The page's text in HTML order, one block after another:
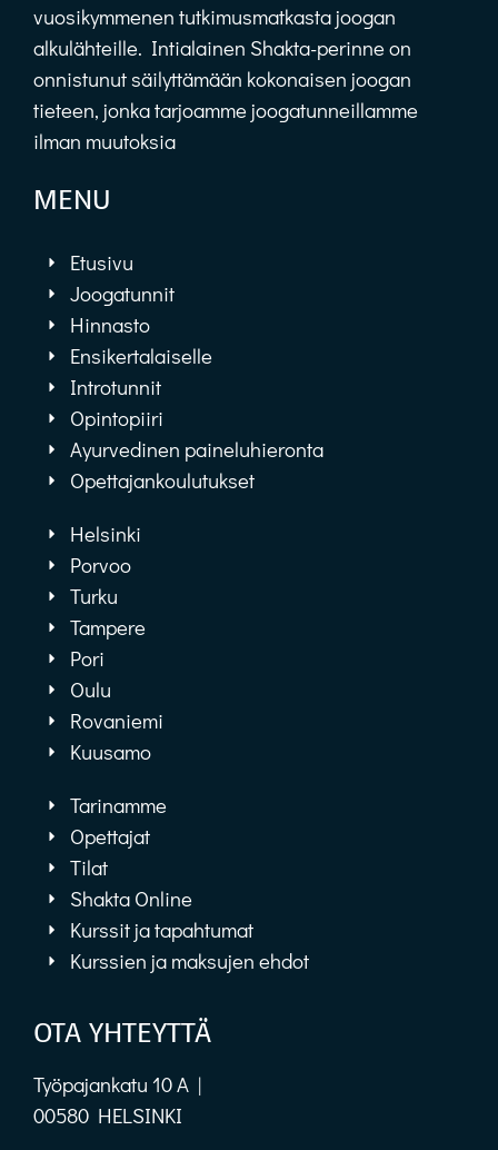
vuosikymmenen tutkimusmatkasta joogan
alkulähteille. Intialainen Shakta-perinne on
onnistunut säilyttämään kokonaisen joogan
tieteen, jonka tarjoamme joogatunneillamme
ilman muutoksia
MENU
Etusivu
Joogatunnit
Hinnasto
Ensikertalaiselle
Introtunnit
Opintopiiri
Ayurvedinen paineluhieronta
Opettajankoulutukset
Helsinki
Porvoo
Turku
Tampere
Pori
Oulu
Rovaniemi
Kuusamo
Tarinamme
Opettajat
Tilat
Shakta Online
Kurssit ja tapahtumat
Kurssien ja maksujen ehdot
OTA YHTEYTTÄ
Työpajankatu 10 A |
00580 HELSINKI